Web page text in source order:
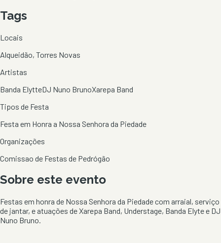
Tags
Locais
Alqueidão, Torres Novas
Artistas
Banda ElytteDJ Nuno BrunoXarepa Band
Tipos de Festa
Festa em Honra a Nossa Senhora da Piedade
Organizações
Comissao de Festas de Pedrógão
Sobre este evento
Festas em honra de Nossa Senhora da Piedade com arraial, serviço
de jantar, e atuações de Xarepa Band, Understage, Banda Elyte e DJ
Nuno Bruno.